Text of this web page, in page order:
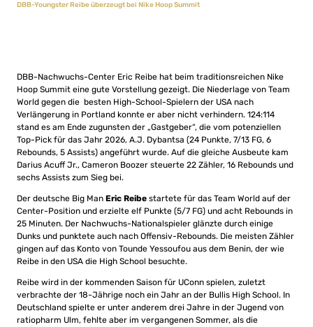
DBB-Youngster Reibe überzeugt bei Nike Hoop Summit
DBB-Nachwuchs-Center Eric Reibe hat beim traditionsreichen Nike
Hoop Summit eine gute Vorstellung gezeigt. Die Niederlage von Team
World gegen die besten High-School-Spielern der USA nach
Verlängerung in Portland konnte er aber nicht verhindern. 124:114
stand es am Ende zugunsten der „Gastgeber“, die vom potenziellen
Top-Pick für das Jahr 2026, A.J. Dybantsa (24 Punkte, 7/13 FG, 6
Rebounds, 5 Assists) angeführt wurde. Auf die gleiche Ausbeute kam
Darius Acuff Jr., Cameron Boozer steuerte 22 Zähler, 16 Rebounds und
sechs Assists zum Sieg bei.
Der deutsche Big Man Eric Reibe startete für das Team World auf der
Center-Position und erzielte elf Punkte (5/7 FG) und acht Rebounds in
25 Minuten. Der Nachwuchs-Nationalspieler glänzte durch einige
Dunks und punktete auch nach Offensiv-Rebounds. Die meisten Zähler
gingen auf das Konto von Tounde Yessoufou aus dem Benin, der wie
Reibe in den USA die High School besuchte.
Reibe wird in der kommenden Saison für UConn spielen, zuletzt
verbrachte der 18-Jährige noch ein Jahr an der Bullis High School. In
Deutschland spielte er unter anderem drei Jahre in der Jugend von
ratiopharm Ulm, fehlte aber im vergangenen Sommer, als die